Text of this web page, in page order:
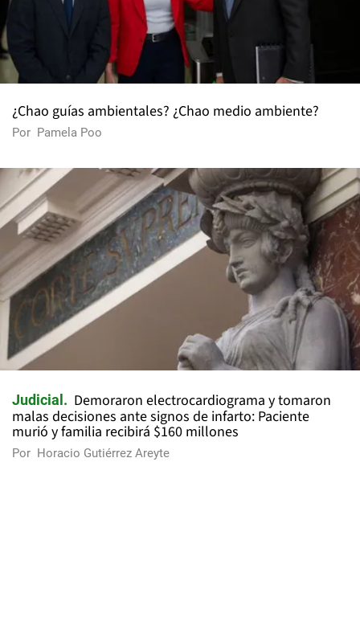
¿Chao guías ambientales? ¿Chao medio ambiente?
Por Pamela Poo
Judicial
Demoraron electrocardiograma y tomaron
malas decisiones ante signos de infarto: Paciente
murió y familia recibirá $160 millones
Por Horacio Gutiérrez Areyte